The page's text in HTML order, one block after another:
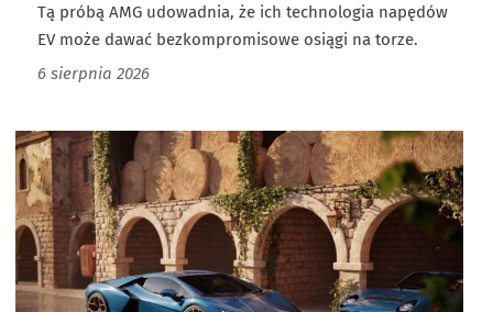
Tą próbą AMG udowadnia, że ich technologia napędów
EV może dawać bezkompromisowe osiągi na torze.
6 sierpnia 2026